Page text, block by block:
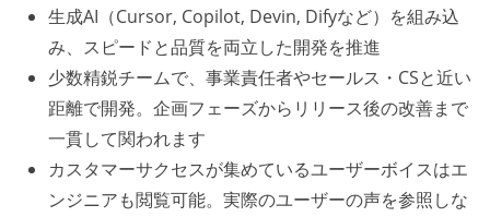
生成AI（Cursor, Copilot, Devin, Difyなど）を組み込
み、スピードと品質を両立した開発を推進
少数精鋭チームで、事業責任者やセールス・CSと近い
距離で開発。企画フェーズからリリース後の改善まで
一貫して関われます
カスタマーサクセスが集めているユーザーボイスはエ
ンジニアも閲覧可能。実際のユーザーの声を参照しな